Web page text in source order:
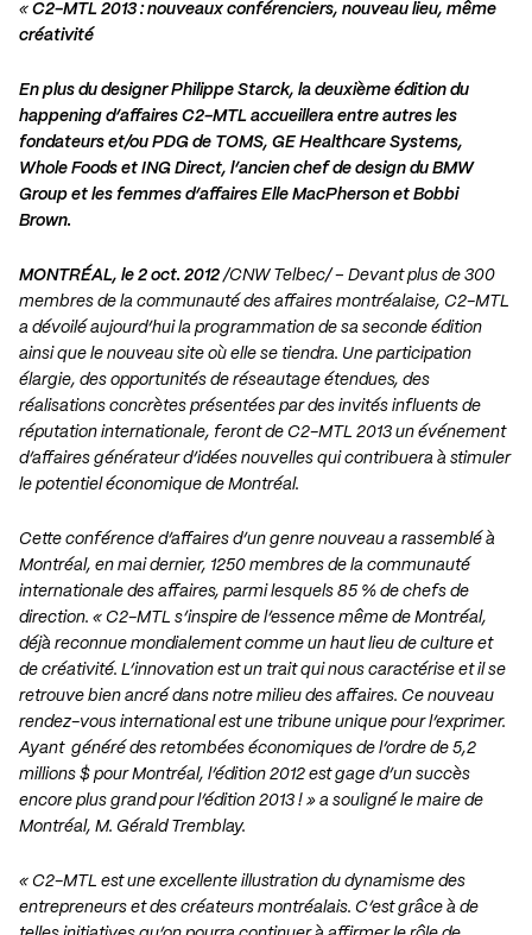
« C2-MTL 2013 : nouveaux conférenciers, nouveau lieu, même
créativité
En plus du designer Philippe Starck, la deuxième édition du
happening d’affaires C2-MTL accueillera entre autres les
fondateurs et/ou PDG de TOMS, GE Healthcare Systems,
Whole Foods et ING Direct, l’ancien chef de design du BMW
Group et les femmes d’affaires Elle MacPherson et Bobbi
Brown.
MONTRÉAL, le 2 oct. 2012 /CNW Telbec/ – Devant plus de 300
membres de la communauté des affaires montréalaise, C2-MTL
a dévoilé aujourd’hui la programmation de sa seconde édition
ainsi que le nouveau site où elle se tiendra. Une participation
élargie, des opportunités de réseautage étendues, des
réalisations concrètes présentées par des invités influents de
réputation internationale, feront de C2-MTL 2013 un événement
d’affaires générateur d’idées nouvelles qui contribuera à stimuler
le potentiel économique de Montréal.
Cette conférence d’affaires d’un genre nouveau a rassemblé à
Montréal, en mai dernier, 1250 membres de la communauté
internationale des affaires, parmi lesquels 85 % de chefs de
direction. « C2-MTL s’inspire de l’essence même de Montréal,
déjà reconnue mondialement comme un haut lieu de culture et
de créativité. L’innovation est un trait qui nous caractérise et il se
retrouve bien ancré dans notre milieu des affaires. Ce nouveau
rendez-vous international est une tribune unique pour l’exprimer.
Ayant généré des retombées économiques de l’ordre de 5,2
millions $ pour Montréal, l’édition 2012 est gage d’un succès
encore plus grand pour l’édition 2013 ! » a souligné le maire de
Montréal, M. Gérald Tremblay.
« C2-MTL est une excellente illustration du dynamisme des
entrepreneurs et des créateurs montréalais. C’est grâce à de